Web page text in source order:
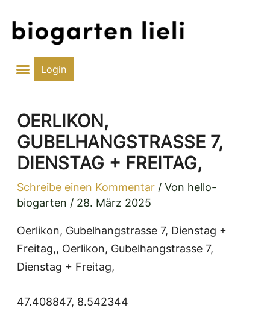
Inhalt
Login
OERLIKON,
GUBELHANGSTRASSE 7,
DIENSTAG + FREITAG,
Schreibe einen Kommentar / Von hello-
biogarten / 28. März 2025
Oerlikon, Gubelhangstrasse 7, Dienstag +
Freitag,, Oerlikon, Gubelhangstrasse 7,
Dienstag + Freitag,
47.408847, 8.542344